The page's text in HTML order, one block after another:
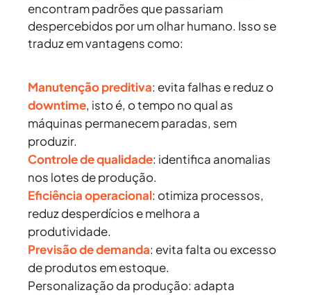
encontram padrões que passariam
despercebidos por um olhar humano. Isso se
traduz em vantagens como:
Manutenção preditiva: evita falhas e reduz o
downtime, isto é, o tempo no qual as
máquinas permanecem paradas, sem
produzir.
Controle de qualidade: identifica anomalias
nos lotes de produção.
Eficiência operacional: otimiza processos,
reduz desperdícios e melhora a
produtividade.
Previsão de demanda: evita falta ou excesso
de produtos em estoque.
Personalização da produção: adapta